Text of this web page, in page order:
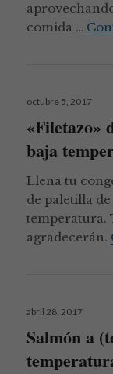
comida …
Publicado
octubre 5, 2017
«Filetazo»
baja
Llena tu
de paletilla
temperatura.
agradecerán.
Publicado
abril 28, 2017
Salmón a